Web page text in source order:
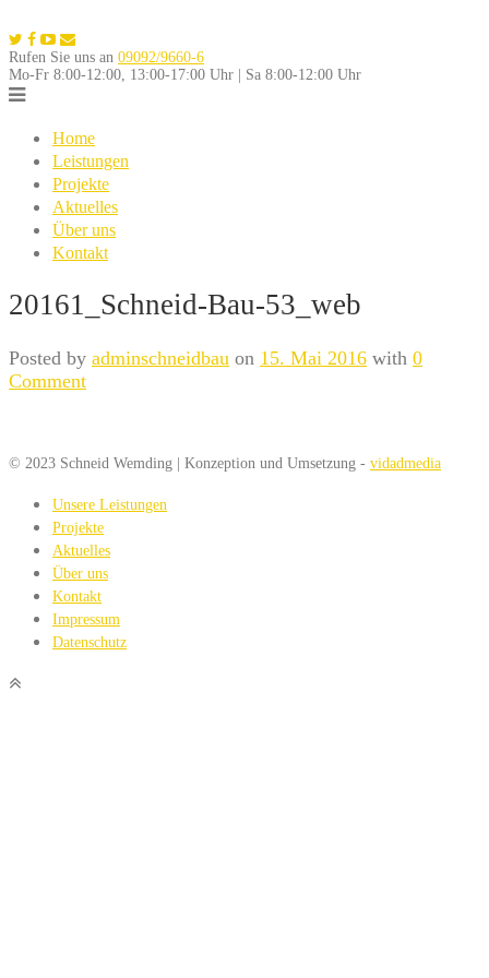
to
content
Rufen Sie uns an 09092/9660-6
Mo-Fr 8:00-12:00, 13:00-17:00 Uhr | Sa 8:00-12:00 Uhr
Home
Leistungen
Projekte
Aktuelles
Über uns
Kontakt
20161_Schneid-Bau-53_web
Posted by adminschneidbau on 15. Mai 2016 with 0
Comment
© 2023 Schneid Wemding | Konzeption und Umsetzung - vidadmedia
Unsere Leistungen
Projekte
Aktuelles
Über uns
Kontakt
Impressum
Datenschutz